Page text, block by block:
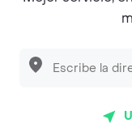
Descubre las